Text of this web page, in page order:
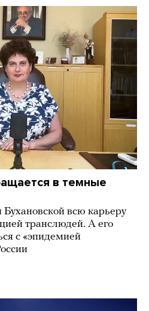
в темные
всю карьеру
транслюдей. А его
с «эпидемией